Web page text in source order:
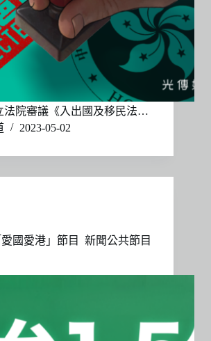
法院審議《入出國及移民法…
2023-05-02
國愛港」節目 新聞公共節目